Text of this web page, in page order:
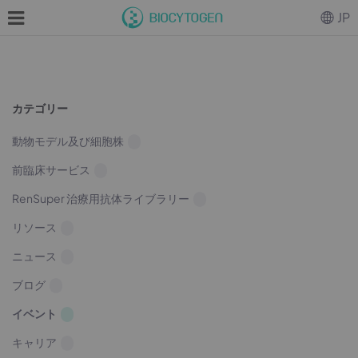
カテゴリー
動物モデル及び細胞株
前臨床サービス
RenSuper 治療用抗体ライブラリー
リソース
ニュース
ブログ
イベント
キャリア
JP